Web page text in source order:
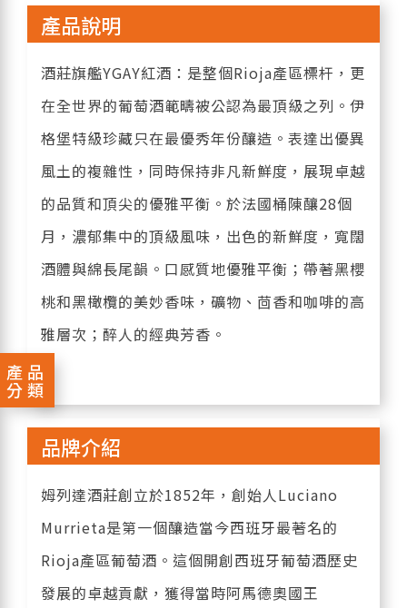
產品
分類
產品說明
酒莊旗艦YGAY紅酒：是整個Rioja產區標杆，更
在全世界的葡萄酒範疇被公認為最頂級之列。伊
格堡特級珍藏只在最優秀年份釀造。表達出優異
風土的複雜性，同時保持非凡新鮮度，展現卓越
的品質和頂尖的優雅平衡。於法國桶陳釀28個
月，濃郁集中的頂級風味，出色的新鮮度，寬闊
酒體與綿長尾韻。口感質地優雅平衡；帶著黑櫻
桃和黑橄欖的美妙香味，礦物、茴香和咖啡的高
雅層次；醉人的經典芳香。
品牌介紹
姆列達酒莊創立於1852年，創始人Luciano
Murrieta是第一個釀造當今西班牙最著名的
Rioja產區葡萄酒。這個開創西班牙葡萄酒歷史
發展的卓越貢獻，獲得當時阿馬德奧國王